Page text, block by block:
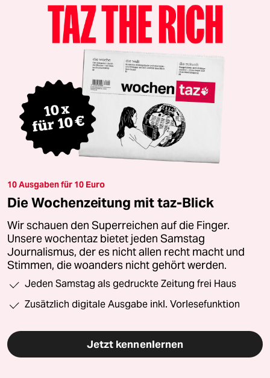
10 Ausgaben für 10 Euro
Die Wochenzeitung mit taz-Blick
Wir schauen den Superreichen auf die Finger.
Unsere wochentaz bietet jeden Samstag
Journalismus, der es nicht allen recht macht und
Stimmen, die woanders nicht gehört werden.
Jeden Samstag als gedruckte Zeitung frei Haus
Zusätzlich digitale Ausgabe inkl. Vorlesefunktion
Jetzt kennenlernen